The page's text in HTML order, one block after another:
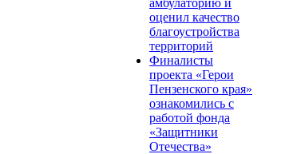
оценил качество
благоустройства
территорий
Финалисты
проекта «Герои
Пензенского края»
ознакомились с
работой фонда
«Защитники
Отечества»